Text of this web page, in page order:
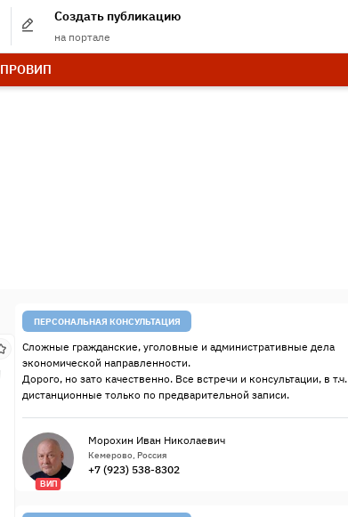
Создать публикацию
на портале
ПРОВИП
ПЕРСОНАЛЬНАЯ КОНСУЛЬТАЦИЯ
Сложные гражданские, уголовные и административные дела
экономической направленности.
Дорого, но зато качественно. Все встречи и консультации, в т.ч.
дистанционные только по предварительной записи.
ВИП
Морохин Иван Николаевич
Кемерово, Россия
+7 (923) 538-8302